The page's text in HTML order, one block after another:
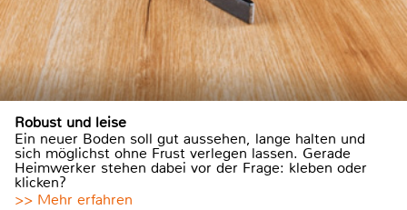
Robust und leise
Ein neuer Boden soll gut aussehen, lange halten und
sich möglichst ohne Frust verlegen lassen. Gerade
Heimwerker stehen dabei vor der Frage: kleben oder
klicken?
>> Mehr erfahren